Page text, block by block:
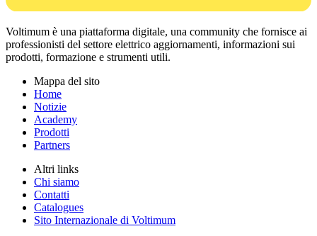
Voltimum è una piattaforma digitale, una community che fornisce ai
professionisti del settore elettrico aggiornamenti, informazioni sui
prodotti, formazione e strumenti utili.
Mappa del sito
Home
Notizie
Academy
Prodotti
Partners
Altri links
Chi siamo
Contatti
Catalogues
Sito Internazionale di Voltimum